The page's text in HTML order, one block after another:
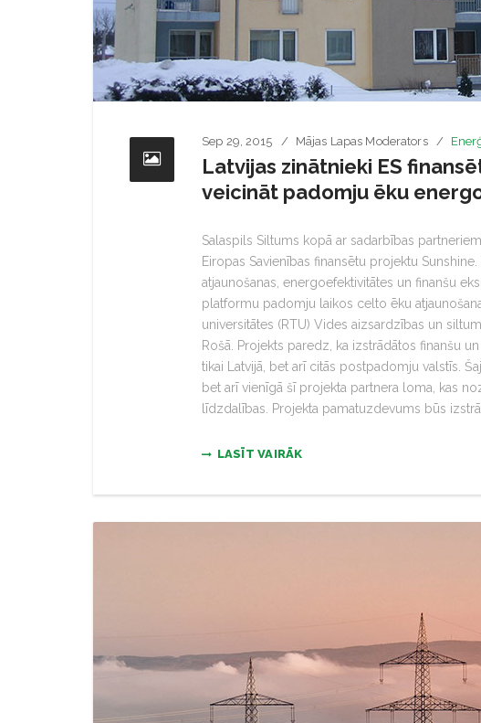
Sep 29, 2015 Mājas Lapas Moderators
Latvijas zinātnieki ES
veicināt padomju ēku
Salaspils Siltums kopā ar sadarbības
Eiropas Savienības finansētu projektu
atjaunošanas, energoefektivitātes un finanšu
platformu padomju laikos celto ēku
universitātes (RTU) Vides aizsardzības un
Rošā. Projekts paredz, ka izstrādātos finanšu
tikai Latvijā, bet arī citās postpadomju valstīs.
bet arī vienīgā šī projekta partnera loma, kas
līdzdalības. Projekta pamatuzdevums būs
LASĪT VAIRĀK